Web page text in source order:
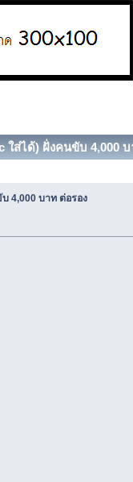
ใส่ได้) ฝั่งคนขับ 4,000
4,000 บาท ต่อรอง